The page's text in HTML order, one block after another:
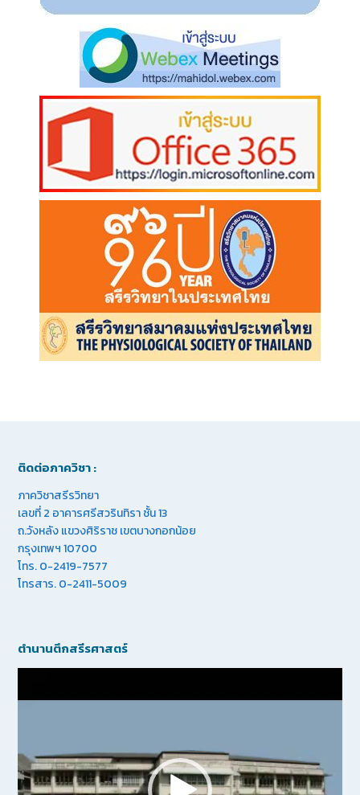
ติดต่อภาควิชา :
ภาควิชาสรีรวิทยา
เลขที่ 2 อาคารศรีสวรินทิรา ชั้น 13
ถ.วังหลัง แขวงศิริราช เขตบางกอกน้อย
กรุงเทพฯ 10700
โทร. 0-2419-7577
โทรสาร. 0-2411-5009
ตำนานตึกสรีรศาสตร์